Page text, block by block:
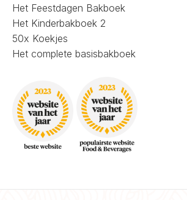
Het Feestdagen Bakboek
Het Kinderbakboek 2
50x Koekjes
Het complete basisbakboek